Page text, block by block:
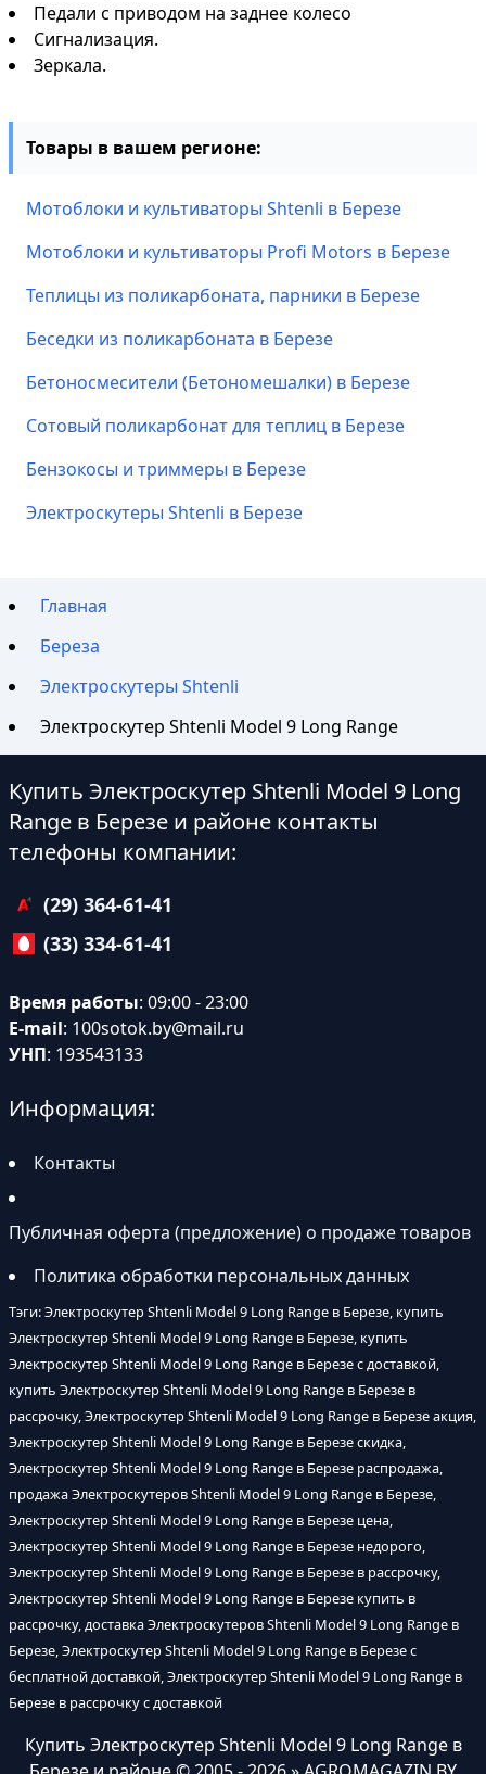
Педали с приводом на заднее колесо
Сигнализация.
Зеркала.
Товары в вашем регионе:
Мотоблоки и культиваторы Shtenli в Березе
Мотоблоки и культиваторы Profi Motors в Березе
Теплицы из поликарбоната, парники в Березе
Беседки из поликарбоната в Березе
Бетоносмесители (Бетономешалки) в Березе
Сотовый поликарбонат для теплиц в Березе
Бензокосы и триммеры в Березе
Электроскутеры Shtenli в Березе
Главная
Береза
Электроскутеры Shtenli
Электроскутер Shtenli Model 9 Long Range
Купить Электроскутер Shtenli Model 9 Long
Range в Березе и районе контакты
телефоны компании:
(29) 364-61-41
(33) 334-61-41
Время работы: 09:00 - 23:00
E-mail: 100sotok.by@mail.ru
УНП: 193543133
Информация:
Контакты
Публичная оферта (предложение) о продаже товаров
Политика обработки персональных данных
Тэги: Электроскутер Shtenli Model 9 Long Range в Березе, купить
Электроскутер Shtenli Model 9 Long Range в Березе, купить
Электроскутер Shtenli Model 9 Long Range в Березе с доставкой,
купить Электроскутер Shtenli Model 9 Long Range в Березе в
рассрочку, Электроскутер Shtenli Model 9 Long Range в Березе акция,
Электроскутер Shtenli Model 9 Long Range в Березе скидка,
Электроскутер Shtenli Model 9 Long Range в Березе распродажа,
продажа Электроскутеров Shtenli Model 9 Long Range в Березе,
Электроскутер Shtenli Model 9 Long Range в Березе цена,
Электроскутер Shtenli Model 9 Long Range в Березе недорого,
Электроскутер Shtenli Model 9 Long Range в Березе в рассрочку,
Электроскутер Shtenli Model 9 Long Range в Березе купить в
рассрочку, доставка Электроскутеров Shtenli Model 9 Long Range в
Березе, Электроскутер Shtenli Model 9 Long Range в Березе с
бесплатной доставкой, Электроскутер Shtenli Model 9 Long Range в
Березе в рассрочку с доставкой
Купить Электроскутер Shtenli Model 9 Long Range в